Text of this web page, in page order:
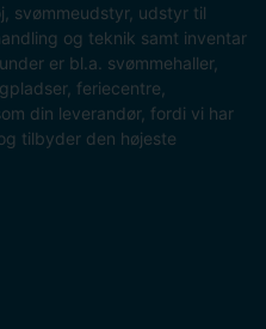
svømmeudstyr, udstyr til
og teknik samt inventar
er bl.a. svømmehaller,
feriecentre,
din leverandør, fordi vi har
tilbyder den højeste